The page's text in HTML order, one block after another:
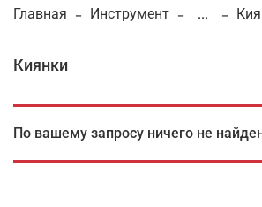
Главная Инструмент ...
Киянки
По вашему запросу ничего не